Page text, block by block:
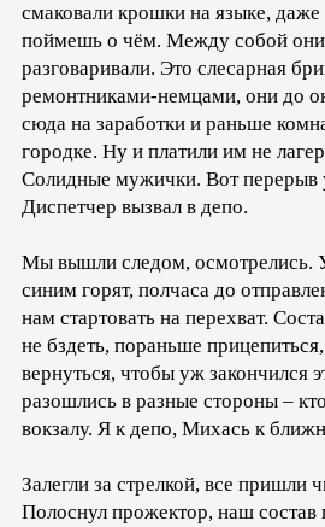
смаковали крошки на языке,
поймешь о чём. Между собой они
разговаривали. Это слесарная
ремонтниками-немцами, они до
сюда на заработки и раньше
городке. Ну и платили им не
Солидные мужички. Вот перерыв
Диспетчер вызвал в депо.
Мы вышли следом, осмотрелись.
синим горят, полчаса до
нам стартовать на перехват.
не бздеть, пораньше
вернуться, чтобы уж закончился
разошлись в разные стороны –
вокзалу. Я к депо, Михась к
Залегли за стрелкой, все пришли
Полоснул прожектор, наш состав